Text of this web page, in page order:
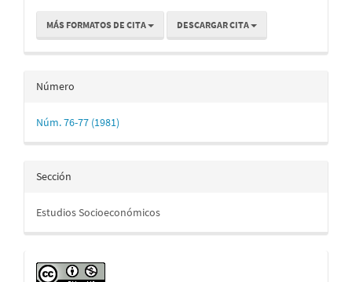
MÁS FORMATOS DE CITA DESCARGAR CITA
Número
Núm. 76-77 (1981)
Sección
Estudios Socioeconómicos